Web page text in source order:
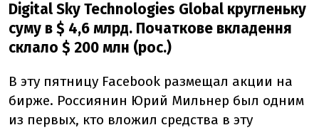
Digital Sky Technologies Global кругленьку
суму в $ 4,6 млрд. Початкове вкладення
склало $ 200 млн (рос.)
В эту пятницу Facebook размещал акции на
бирже. Россиянин Юрий Мильнер был одним
из первых, кто вложил средства в эту